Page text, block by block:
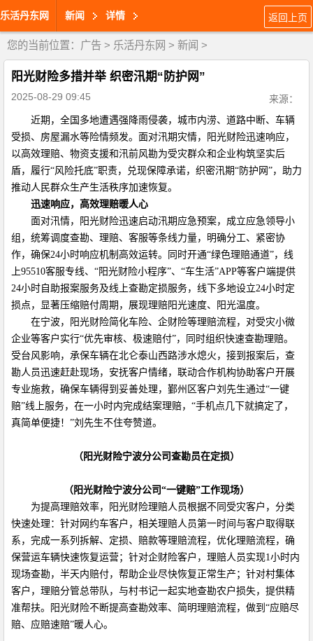
乐活丹东网 新闻 详情 返回上页
您的当前位置： 广告 > 乐活丹东网 > 新闻 >
阳光财险多措并举 织密汛期“防护网”
2025-08-29 09:45 来源：
近期，全国多地遭遇强降雨侵袭，城市内涝、道路中断、车辆
受损、房屋漏水等险情频发。面对汛期灾情，阳光财险迅速响应，
以高效理赔、物资支援和汛前风勘为受灾群众和企业构筑坚实后
盾，履行“风险托底”职责，兑现保障承诺，织密汛期“防护网”，助力
推动人民群众生产生活秩序加速恢复。
迅速响应，高效理赔暖人心
面对汛情，阳光财险迅速启动汛期应急预案，成立应急领导小
组，统筹调度查勘、理赔、客服等条线力量，明确分工、紧密协
作，确保24小时响应机制高效运转。同时开通“绿色理赔通道”，线
上95510客服专线、“阳光财险小程序”、“车生活”APP等客户端提供
24小时自助报案服务及线上查勘定损服务，线下多地设立24小时定
损点，显著压缩赔付周期，展现理赔阳光速度、阳光温度。
在宁波，阳光财险简化车险、企财险等理赔流程，对受灾小微
企业等客户实行“优先审核、极速赔付”，同时组织快速查勘理赔。
受台风影响，承保车辆在北仑泰山西路涉水熄火，接到报案后，查
勘人员迅速赶赴现场，安抚客户情绪，联动合作机构协助客户开展
专业施救，确保车辆得到妥善处理，鄞州区客户刘先生通过“一键
赔”线上服务，在一小时内完成结案理赔，“手机点几下就搞定了，
真简单便捷！”刘先生不住夸赞道。
（阳光财险宁波分公司查勘员在定损）
（阳光财险宁波分公司“一键赔”工作现场）
为提高理赔效率，阳光财险理赔人员根据不同受灾客户，分类
快速处理：针对网约车客户，相关理赔人员第一时间与客户取得联
系，完成一系列拆解、定损、赔款等理赔流程，优化理赔流程，确
保营运车辆快速恢复运营；针对企财险客户，理赔人员实现1小时内
现场查勘，半天内赔付，帮助企业尽快恢复正常生产；针对村集体
客户，理赔分管总带队，与村书记一起实地查勘农户损失，提供精
准帮扶。阳光财险不断提高查勘效率、简明理赔流程，做到“应赔尽
赔、应赔速赔”暖人心。